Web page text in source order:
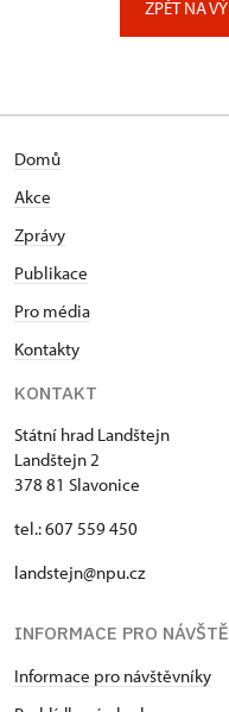
ZPĚT NA
Domů
Akce
Zprávy
Publikace
Pro média
Kontakty
KONTAKT
Státní hrad Landštejn
Landštejn 2
378 81 Slavonice
tel.: 607 559 450
landstejn@npu.cz
INFORMACE PRO
Informace pro návštěvníky